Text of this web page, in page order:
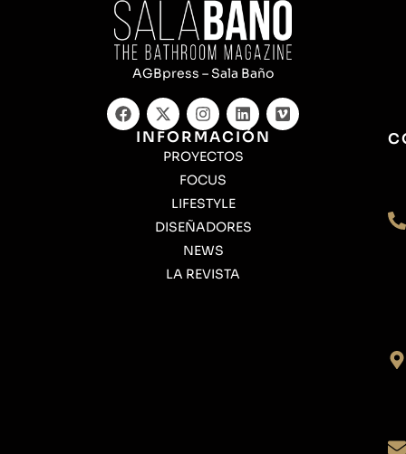
AGBpress – Sala Baño
INFORMACIÓN
PROYECTOS
FOCUS
LIFESTYLE
DISEÑADORES
NEWS
LA REVISTA